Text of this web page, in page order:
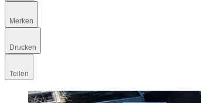
Merken
Drucken
Teilen